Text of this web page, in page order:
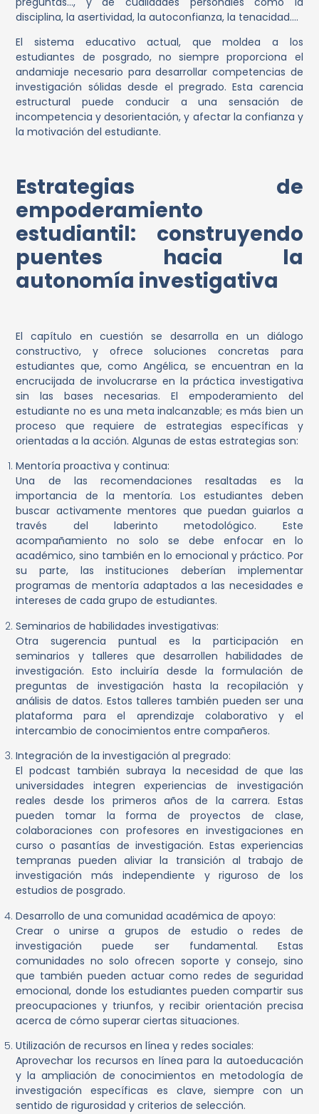
disciplina, la asertividad, la autoconfianza, la tenacidad….
El sistema educativo actual, que moldea a los
estudiantes de posgrado, no siempre proporciona el
andamiaje necesario para desarrollar competencias de
investigación sólidas desde el pregrado. Esta carencia
estructural puede conducir a una sensación de
incompetencia y desorientación, y afectar la confianza y
la motivación del estudiante.
Estrategias de
empoderamiento
estudiantil: construyendo
puentes hacia la
autonomía investigativa
El capítulo en cuestión se desarrolla en un diálogo
constructivo, y ofrece soluciones concretas para
estudiantes que, como Angélica, se encuentran en la
encrucijada de involucrarse en la práctica investigativa
sin las bases necesarias. El empoderamiento del
estudiante no es una meta inalcanzable; es más bien un
proceso que requiere de estrategias específicas y
orientadas a la acción. Algunas de estas estrategias son:
Mentoría proactiva y continua:
Una de las recomendaciones resaltadas es la
importancia de la mentoría. Los estudiantes deben
buscar activamente mentores que puedan guiarlos a
través del laberinto metodológico. Este
acompañamiento no solo se debe enfocar en lo
académico, sino también en lo emocional y práctico. Por
su parte, las instituciones deberían implementar
programas de mentoría adaptados a las necesidades e
intereses de cada grupo de estudiantes.
Seminarios de habilidades investigativas:
Otra sugerencia puntual es la participación en
seminarios y talleres que desarrollen habilidades de
investigación. Esto incluiría desde la formulación de
preguntas de investigación hasta la recopilación y
análisis de datos. Estos talleres también pueden ser una
plataforma para el aprendizaje colaborativo y el
intercambio de conocimientos entre compañeros.
Integración de la investigación al pregrado:
El podcast también subraya la necesidad de que las
universidades integren experiencias de investigación
reales desde los primeros años de la carrera. Estas
pueden tomar la forma de proyectos de clase,
colaboraciones con profesores en investigaciones en
curso o pasantías de investigación. Estas experiencias
tempranas pueden aliviar la transición al trabajo de
investigación más independiente y riguroso de los
estudios de posgrado.
Desarrollo de una comunidad académica de apoyo:
Crear o unirse a grupos de estudio o redes de
investigación puede ser fundamental. Estas
comunidades no solo ofrecen soporte y consejo, sino
que también pueden actuar como redes de seguridad
emocional, donde los estudiantes pueden compartir sus
preocupaciones y triunfos, y recibir orientación precisa
acerca de cómo superar ciertas situaciones.
Utilización de recursos en línea y redes sociales:
Aprovechar los recursos en línea para la autoeducación
y la ampliación de conocimientos en metodología de
investigación específicas es clave, siempre con un
sentido de rigurosidad y criterios de selección.